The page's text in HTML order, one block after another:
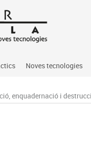
edats
Noves tecnologies
Audio
enquadernació i